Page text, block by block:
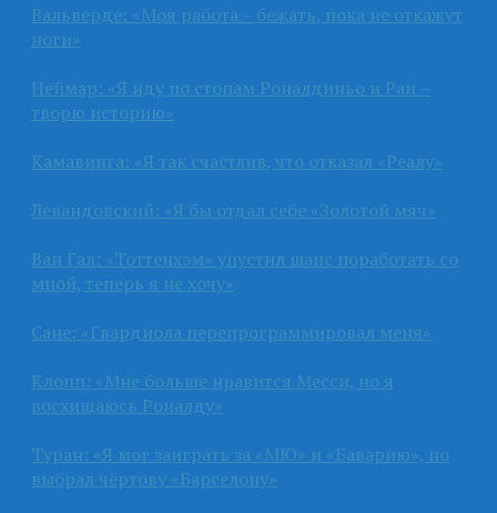
Вальверде: «Моя работа – бежать, пока не откажут
ноги»
Неймар: «Я иду по стопам Роналдиньо и Раи –
творю историю»
Камавинга: «Я так счастлив, что отказал «Реалу»
Левандовский: «Я бы отдал себе «Золотой мяч»
Ван Гал: «Тоттенхэм» упустил шанс поработать со
мной, теперь я не хочу»
Сане: «Гвардиола перепрограммировал меня»
Клопп: «Мне больше нравится Месси, но я
восхищаюсь Роналду»
Туран: «Я мог заиграть за «МЮ» и «Баварию», но
выбрал чёртову «Барселону»